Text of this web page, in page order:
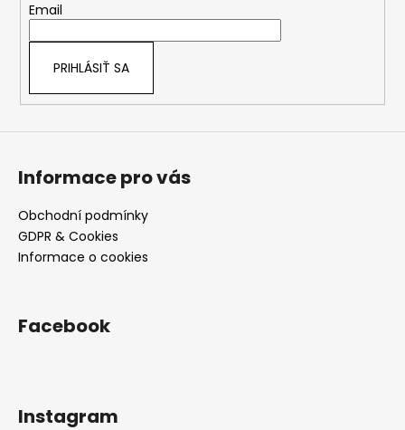
Email
PRIHLÁSIŤ SA
Informace pro vás
Obchodní podmínky
GDPR & Cookies
Informace o cookies
Facebook
Instagram